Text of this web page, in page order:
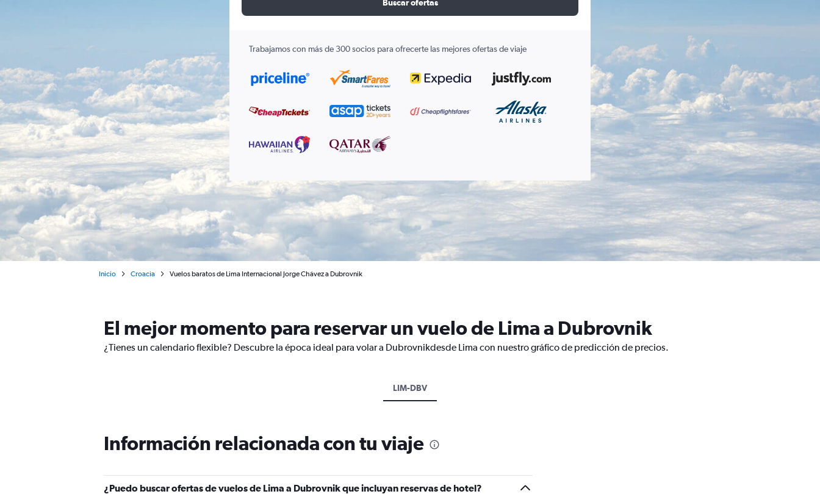
Buscar ofertas
Trabajamos con más de 300 socios para ofrecerte las mejores ofertas de viaje
Inicio Croacia Vuelos baratos de Lima Internacional Jorge Chávez a Dubrovnik
El mejor momento para reservar un vuelo de Lima a Dubrovnik
¿Tienes un calendario flexible? Descubre la época ideal para volar a Dubrovnikdesde Lima con nuestro gráfico de predicción de precios.
LIM-DBV
Información relacionada con tu viaje
¿Puedo buscar ofertas de vuelos de Lima a Dubrovnik que incluyan reservas de hotel?